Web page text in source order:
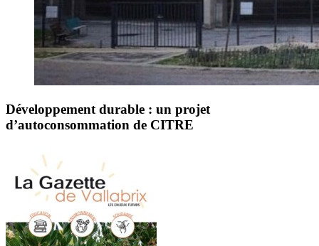
Développement durable : un projet
d’autoconsommation de CITRE